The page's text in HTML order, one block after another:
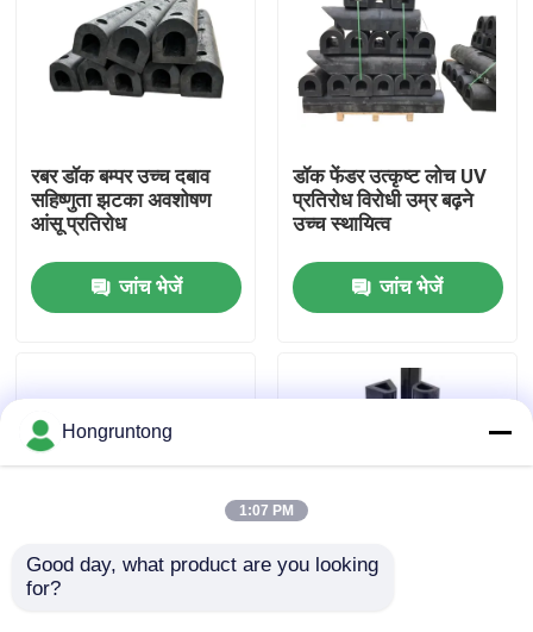
वीडियो
हमारे बारे में
कारखाना भ्रमण
गुणवत्ता नियंत्रण
एक उद्धरण का अनुरोध करें
डॉक रबर फेंडर
रबर डॉक बम्पर उच्च दबाव
सहिष्णुता झटका अवशोषण
आंसू प्रतिरोध
जांच भेजें
डॉक फेंडर उत्कृष्ट लोच UV
प्रतिरोध विरोधी उम्र बढ़ने
उच्च स्थायित्व
जांच भेजें
समुद्री रबर फेंडर उच्च प्रभाव
Hongruntong
1:07 PM
Good day, what product are you looking
for?